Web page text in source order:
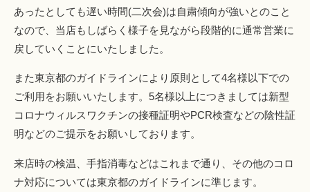
あったとしても遅い時間(二次会)は自粛傾向が強いとのこと
なので、当店もしばらく様子を見ながら段階的に通常営業に
戻していくことにいたしました。
また東京都のガイドラインにより原則として4名様以下での
ご利用をお願いいたします。5名様以上につきましては新型
コロナウィルスワクチンの接種証明やPCR検査などの陰性証
明などのご提示をお願いしております。
来店時の検温、手指消毒などはこれまで通り、その他のコロ
ナ対応については東京都のガイドラインに準じます。